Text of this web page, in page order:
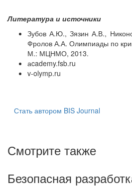
Литература и источники
Зубов А.Ю., Зязин А.В.,
Фролов А.А. Олимпиады по
М.: МЦНМО, 2013.
аcademy.fsb.ru
v-olymp.ru
Стать автором BIS Journal
Смотрите также
Безопасная